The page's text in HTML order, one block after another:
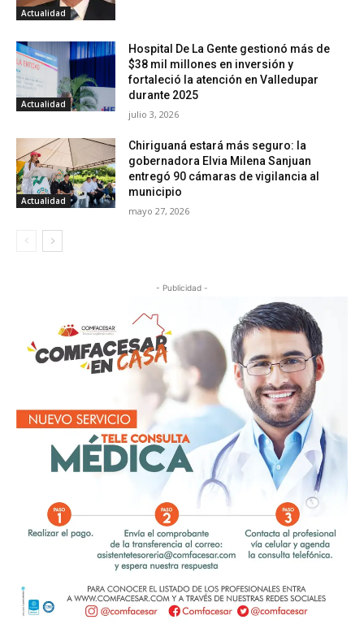
Actualidad
Actualidad
Hospital De La Gente gestionó más de
$38 mil millones en inversión y
fortaleció la atención en Valledupar
durante 2025
julio 3, 2026
Actualidad
Chiriguaná estará más seguro: la
gobernadora Elvia Milena Sanjuan
entregó 90 cámaras de vigilancia al
municipio
mayo 27, 2026
- Publicidad -